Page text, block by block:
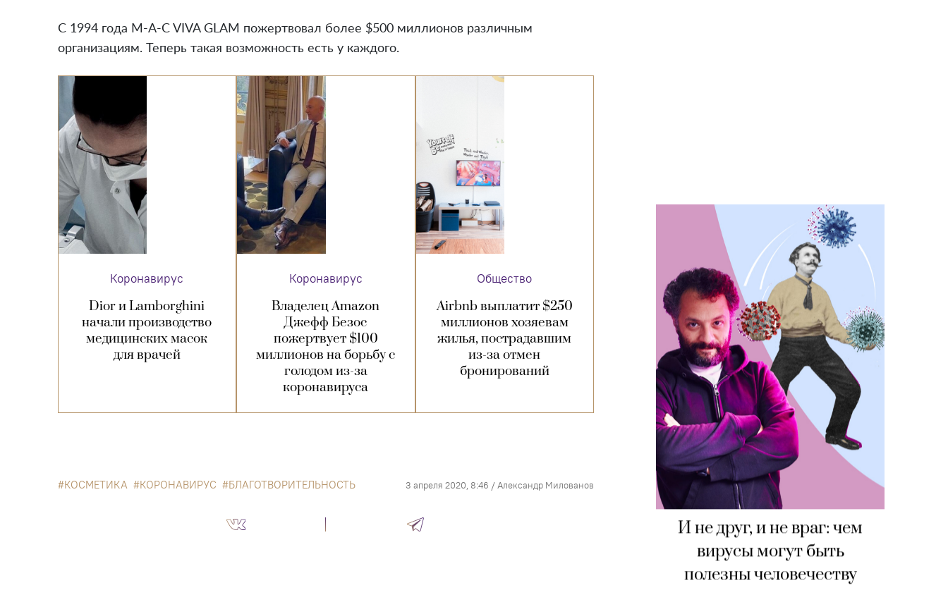
И не друг, и не враг: чем
вирусы могут быть
полезны человечеству
С 1994 года M-A-C VIVA GLAM пожертвовал более $500 миллионов различным
организациям. Теперь такая возможность есть у каждого.
Коронавирус
Dior и Lamborghini
начали производство
медицинских масок
для врачей
Коронавирус
Владелец Amazon
Джефф Безос
пожертвует $100
миллионов на борьбу с
голодом из-за
коронавируса
Общество
Airbnb выплатит $250
миллионов хозяевам
жилья, пострадавшим
из-за отмен
бронирований
КОСМЕТИКА КОРОНАВИРУС БЛАГОТВОРИТЕЛЬНОСТЬ 3 апреля 2020, 8:46 / Александр Милованов